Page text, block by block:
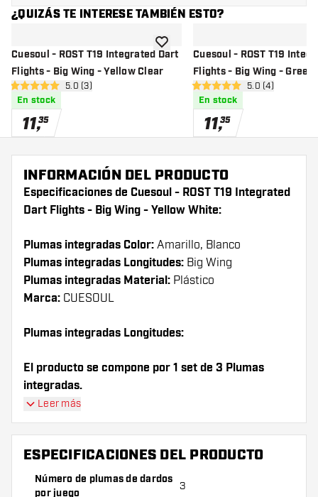
¿QUIZÁS TE INTERESE TAMBIÉN ESTO?
Cuesoul - ROST T19 Integrated Dart
Flights - Big Wing - Yellow Clear
abrir panel de reseñas
5 estrellas de puntuación
5.0 (3)
En stock
11,35
añadir a la lista de deseos
Cuesoul - ROST T19
Flights - Big Wing - Green
abrir panel de
5 estrellas de puntuación
5.0 (4)
En stock
11,35
INFORMACIÓN DEL PRODUCTO
Especificaciones de Cuesoul - ROST T19 Integrated
Dart Flights - Big Wing - Yellow White:
Plumas integradas Color: Amarillo, Blanco
Plumas integradas Longitudes: Big Wing
Plumas integradas Material: Plástico
Marca: CUESOUL
Plumas integradas Longitudes:
El producto se compone por 1 set de 3 Plumas
integradas.
¡Consejo de Dartshopper!
Asegúrate de tener suficientes plumas y cañas.
Leer más
ESPECIFICACIONES DEL PRODUCTO
Número de plumas de dardos
por juego
3